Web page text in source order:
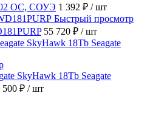
ОС, СОУЭ 1 392 ₽ / шт
Быстрый просмотр
55 720 ₽ / шт
SkyHawk 18Tb Seagate
500 ₽ / шт